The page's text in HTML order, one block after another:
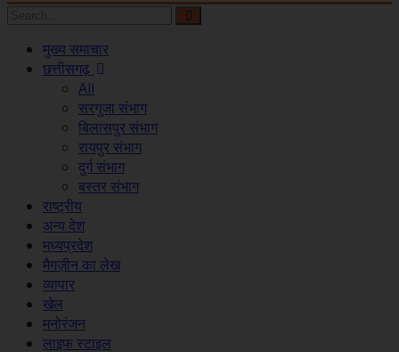
मुख्य समाचार
छत्तीसगढ़
All
सरगुजा संभाग
बिलासपुर संभाग
रायपुर संभाग
दुर्ग संभाग
बस्तर संभाग
राष्ट्रीय
अन्य देश
मध्यप्रदेश
मैगज़ीन का लेख
व्यापार
खेल
मनोरंजन
लाइफ स्टाइल